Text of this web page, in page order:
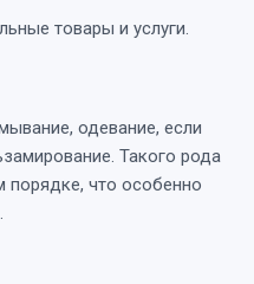
товары и услуги.
одевание, если
Такого рода
порядке, что особенно